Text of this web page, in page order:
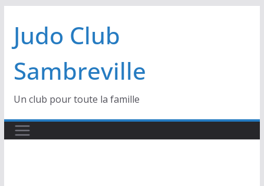
contenu
Judo Club
Sambreville
Un club pour toute la famille